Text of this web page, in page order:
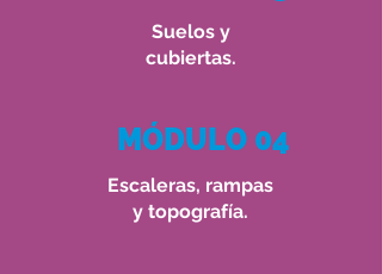
Suelos y
cubiertas.
MÓDULO 04
Escaleras, rampas
y topografía.